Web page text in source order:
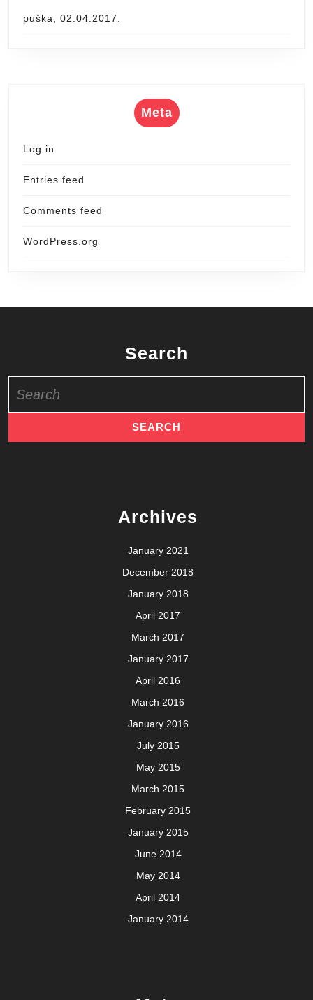
puška, 02.04.2017.
Meta
Log in
Entries feed
Comments feed
WordPress.org
Search
for:
Archives
January 2021
December 2018
January 2018
April 2017
March 2017
January 2017
April 2016
March 2016
January 2016
July 2015
May 2015
March 2015
February 2015
January 2015
June 2014
May 2014
April 2014
January 2014